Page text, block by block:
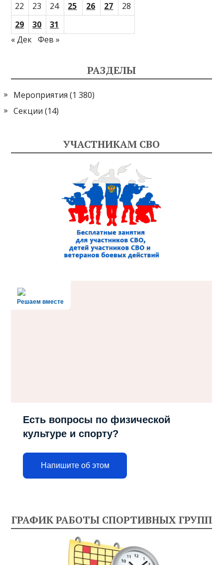
22 23 24 25 26 27
28
29
30
31
« Дек Фев »
РАЗДЕЛЫ
Мероприятия (1 380)
Секции (14)
УЧАСТНИКАМ СВО
Решаем вместе
Есть вопросы по физической
культуре и спорту?
Напишите об этом
ГРАФИК РАБОТЫ СПОРТИВНЫХ ГРУПП